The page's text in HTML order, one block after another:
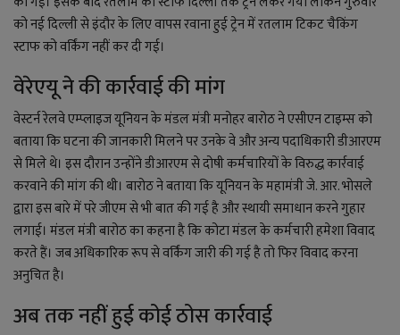
को नई दिल्ली से इंदौर के लिए वापस रवाना हुई ट्रेन में रतलाम टिकट चैकिंग
स्टाफ को वर्किंग नहीं कर दी गई।
वेरेएयू ने की कार्रवाई की मांग
वेस्टर्न रेलवे एम्प्लाइज यूनियन के मंडल मंत्री मनोहर बारोठ ने एसीएन टाइम्स को
बताया कि घटना की जानकारी मिलने पर उनके वे और अन्य पदाधिकारी डीआरएम
से मिले थे। इस दौरान उन्होंने डीआरएम से दोषी कर्मचारियों के विरुद्ध कार्रवाई
करवाने की मांग की थी। बारोठ ने बताया कि यूनियन के महामंत्री जे. आर. भोसले
द्वारा इस बारे में परे जीएम से भी बात की गई है और स्थायी समाधान करने गुहार
लगाई। मंडल मंत्री बारोठ का कहना है कि कोटा मंडल के कर्मचारी हमेशा विवाद
करते हैं। जब अधिकारिक रूप से वर्किंग जारी की गई है तो फिर विवाद करना
अनुचित है।
अब तक नहीं हुई कोई ठोस कार्रवाई